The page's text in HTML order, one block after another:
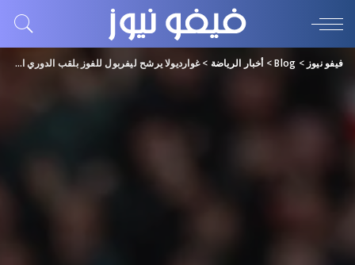
فيفو نيوز >
Blog
> أخبار الرياضة >غوارديولا يرشح ليفربول للفوز بلقب الدوري الإنجليزي